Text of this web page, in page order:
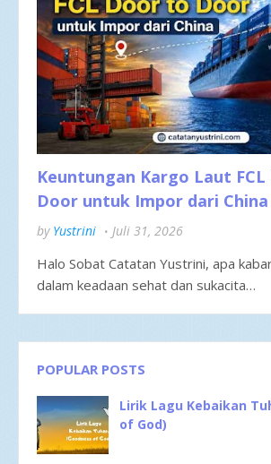
Keuntungan Kargo Laut
Door untuk Impor dari China
by Yustrini Juli 31, 2026
Halo Sobat Catatan Yustrini, apa
dalam keadaan sehat dan sukacita…
POPULAR POSTS
Lirik Lagu Kebaikan
of God)